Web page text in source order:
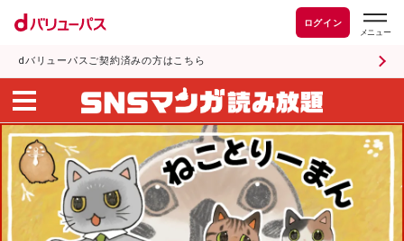
ログイン
dバリューパスご契約済みの方はこちら